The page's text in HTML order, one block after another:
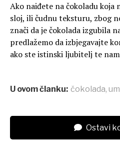
Ako naiđete na čokoladu koja
sloj, ili čudnu teksturu, zbog
znači da je čokolada izgubila
predlažemo da izbjegavajte
ako ste istinski ljubitelj te
U ovom članku: čokolada,
Ostavi